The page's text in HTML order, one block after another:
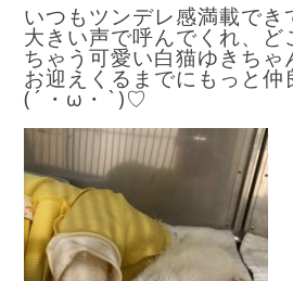
いつもツンデレ感満載で
大きい声で呼んでくれ、ど
ちゃう可愛い白猫ゆきちゃ
お迎えくるまでにもっと仲
(´・ω・`)♡